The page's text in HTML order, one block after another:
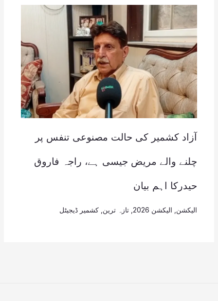
آزاد کشمیر کی حالت مصنوعی تنفس پر
چلنے والے مریض جیسی ہے، راجہ فاروق
حیدرکا اہم بیان
الیکشن الیکشن 2026 , تازہ ترین کشمیر ڈیجیٹل